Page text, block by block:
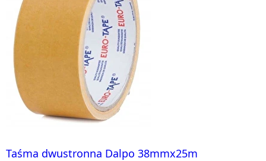
Taśma dwustronna Dalpo 38mmx25m